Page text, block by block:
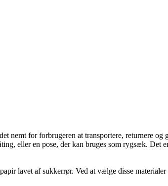
nemt for forbrugeren at transportere, returnere og
eller en pose, der kan bruges som rygsæk. Det
lavet af sukkerrør. Ved at vælge disse